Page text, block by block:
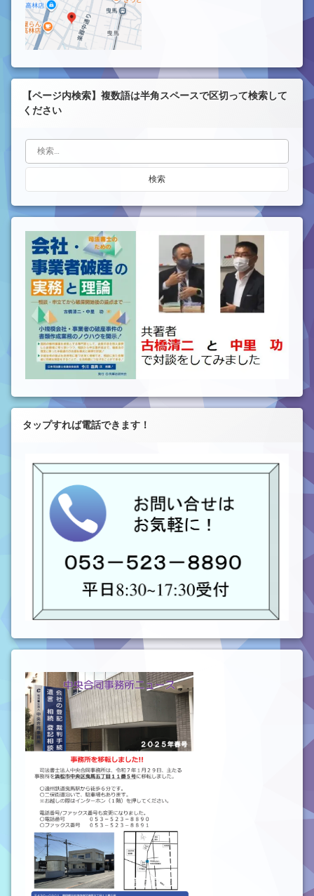
【ページ内検索】複数語は半角スペースで区切って検索して
ください
検索:
タップすれば電話できます！